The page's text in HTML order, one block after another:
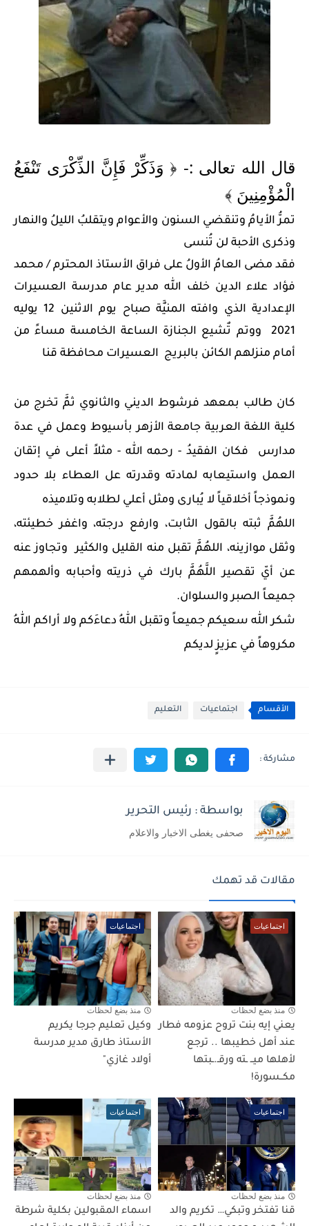
الْمُؤْمِنِينَ ﴾
تمرُّ الأيامُ وتنقضي السنون والأعوام ويتقلبُ الليلُ والنهار
وذكرى الأحبة لن تُنسى
أمام منزلهم الكائن بالبريج  العسيرات محافظة قنا
ونموذجاً أخلاقياً لا يُبارى ومثل أعلي لطلابه وتلاميذه
جميعاً الصبر والسلوان.
مكروهاً في عزيزٍ لديكم
الأقسام اجتماعيات التعليم
بواسطة : رئيس التحرير
صحفى يغطى الاخبار والاعلام
مقالات قد تهمك
اجتماعيات
منذ بضع لحظات
يعني إيه بنت تروح عزومه فطار
عند أهل خطيبها .. ترجع
لأهلها ميــ ـته ورقـ.ـبتها
مكــسورة!
اجتماعيات
منذ بضع لحظات
وكيل تعليم جرجا يكريم
الأستاذ طارق مدير مدرسة
أولاد غازي"
اجتماعيات
منذ بضع لحظات
قنا تفتخر وتبكي… تكريم والد
اجتماعيات
منذ بضع لحظات
اسماء المقبولين بكلية شرطة